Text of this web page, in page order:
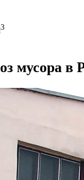
3
мусора в